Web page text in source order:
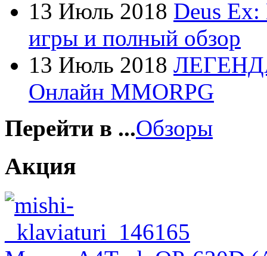
Fujitsu
G-cube
Gelezka
Gembird
Gemix
Gigabyte
Globex
Goclever
13 Июль 2018 Deus
игры и полный обзор
13 Июль 2018
Онлайн MMORPG
Перейти в ...Обзоры
Акция